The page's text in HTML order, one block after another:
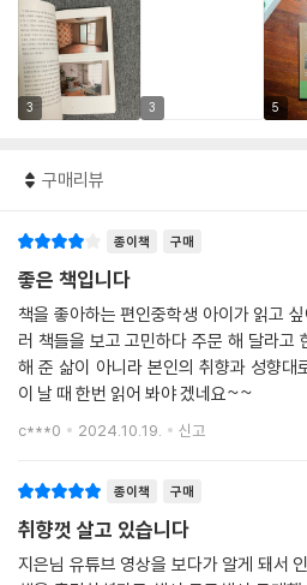
3 3 5
구매리뷰
종이책 구매
좋은 책입니다
책을 좋아하는 편인중학생 아이가 읽고
러 책들을 보고 고민하다 주문 해 달라고
해 준 삶이 아니라 본인의 취향과 성향
이 날 때 한번 읽어 봐야 겠네요~~
c***0 2024.10.19. 신고
종이책 구매
취향껏 살고 있습니다
지은님 유튜브 영상을 보다가 알게 돼서